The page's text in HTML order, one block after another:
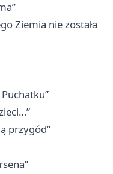
Ziemia nie została
przygód”